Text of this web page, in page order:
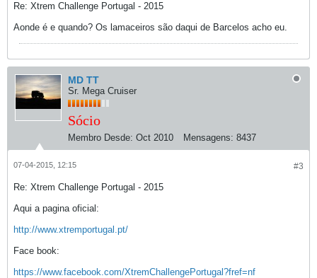
Re: Xtrem Challenge Portugal - 2015
Aonde é e quando? Os lamaceiros são daqui de Barcelos acho eu.
MD TT
Sr. Mega Cruiser
Sócio
Membro Desde: Oct 2010 Mensagens: 8437
#3
07-04-2015, 12:15
Re: Xtrem Challenge Portugal - 2015
Aqui a pagina oficial:
http://www.xtremportugal.pt/
Face book:
https://www.facebook.com/XtremChallengePortugal?fref=nf